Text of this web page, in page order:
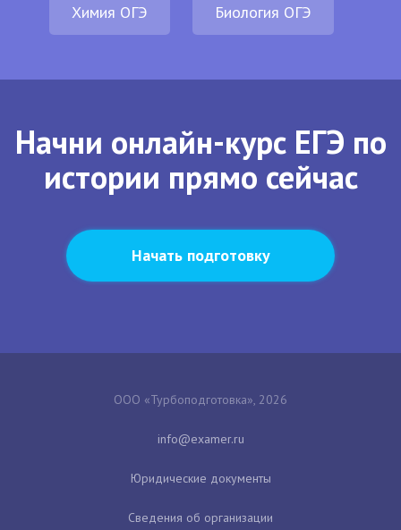
Химия ОГЭ Биология ОГЭ
Начни онлайн-курс ЕГЭ по
истории прямо сейчас
Начать подготовку
ООО «Турбоподготовка», 2026
Юридические документы
Сведения об организации